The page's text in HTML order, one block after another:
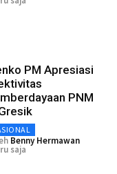
PM Apresiasi
PNM
Benny Hermawan
saja